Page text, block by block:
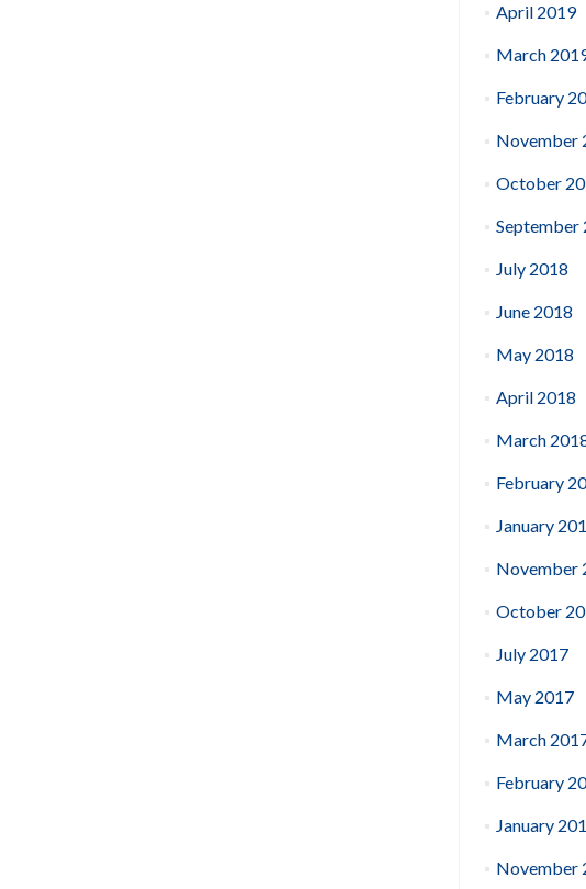
April 2019
March
February
November
October
September
July 2018
June 2018
May 2018
April 2018
March
February
January
November
October
July 2017
May 2017
March
February
January
November